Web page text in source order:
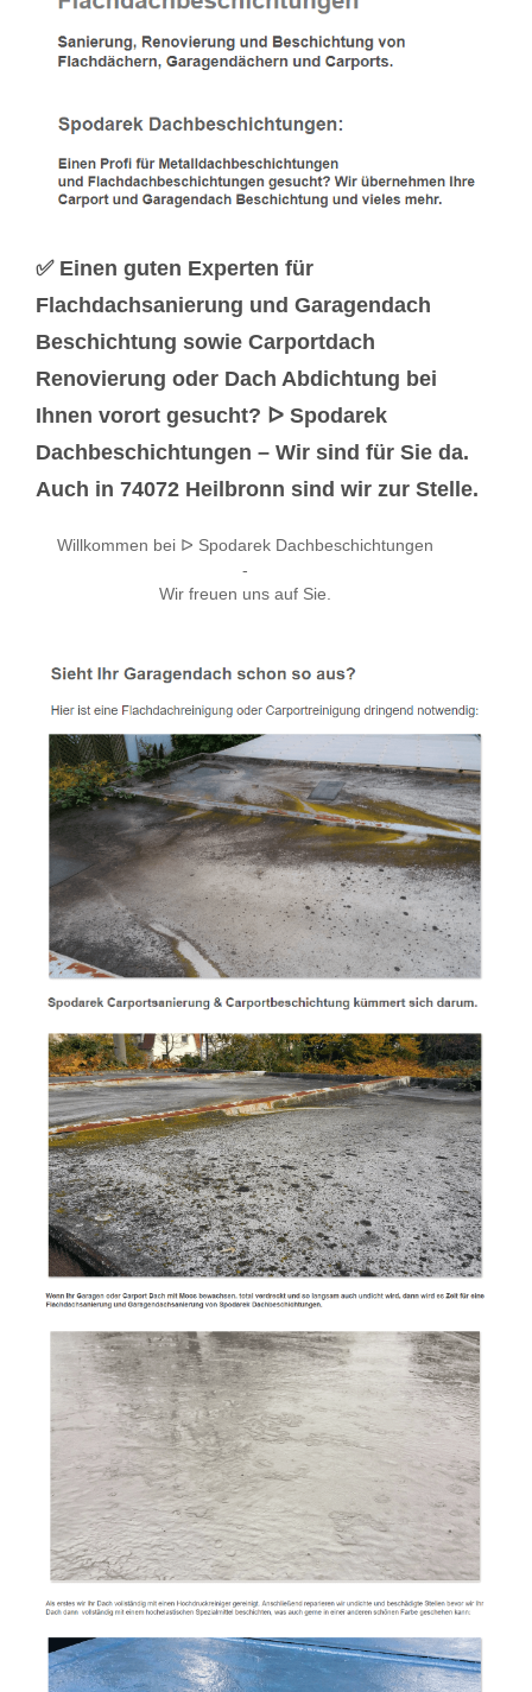
✅ Einen guten Experten für
Flachdachsanierung und Garagendach
Beschichtung sowie Carportdach
Renovierung oder Dach Abdichtung bei
Ihnen vorort gesucht? ᐅ Spodarek
Dachbeschichtungen – Wir sind für Sie da.
Auch in 74072 Heilbronn sind wir zur Stelle.
Willkommen bei ᐅ Spodarek Dachbeschichtungen
-
Wir freuen uns auf Sie.